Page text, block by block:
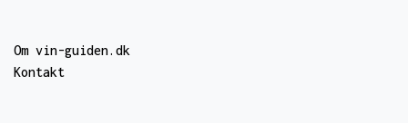
Om vin-guiden.dk
Kontakt